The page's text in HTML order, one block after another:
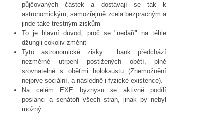
půjčovaných částek a dostávají se tak k
astronomickým, samozřejmě zcela bezpracným a
jinde také trestným ziskům
To je hlavní důvod, proč se "nedaří" na téhle
džungli cokoliv změnit
Tyto astronomické zisky bank předchází
nezměrné utrpení postižených obětí, plně
srovnatelné s oběťmi holokaustu (Znemožnění
nejprve sociální, a následně i fyzické existence).
Na celém EXE byznysu se aktivně podílí
poslanci a senátoři všech stran, jinak by nebyl
možný